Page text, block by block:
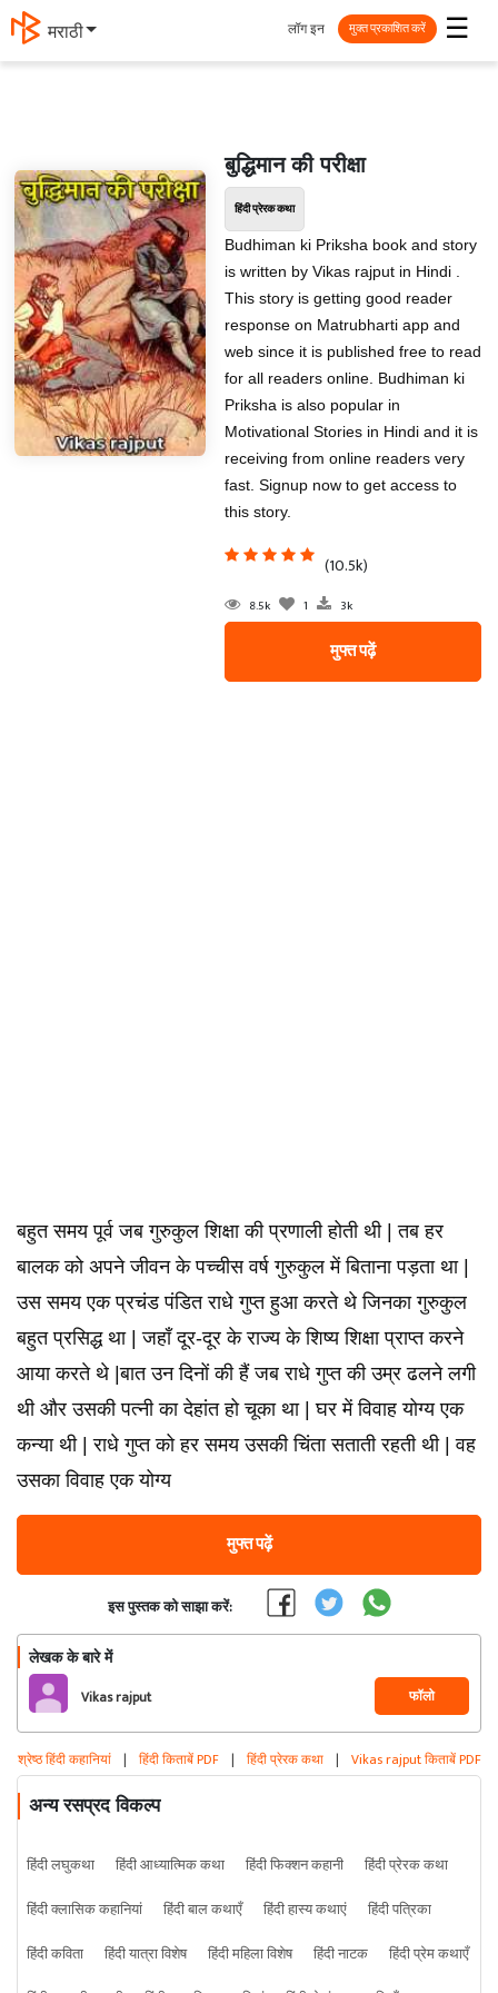
मराठी ☰
लॉग इन मुक्त प्रकाशित करें
बुद्धिमान की परीक्षा
हिंदी प्रेरक कथा
Budhiman ki Priksha book and story
is written by Vikas rajput in Hindi .
This story is getting good reader
response on Matrubharti app and
web since it is published free to read
for all readers online. Budhiman ki
Priksha is also popular in
Motivational Stories in Hindi and it is
receiving from online readers very
fast. Signup now to get access to
this story.
(10.5k)
8.5k 1 3k
मुफ्त पढ़ें
बहुत समय पूर्व जब गुरुकुल शिक्षा की प्रणाली होती थी | तब हर
बालक को अपने जीवन के पच्चीस वर्ष गुरुकुल में बिताना पड़ता था |
उस समय एक प्रचंड पंडित राधे गुप्त हुआ करते थे जिनका गुरुकुल
बहुत प्रसिद्ध था | जहाँ दूर-दूर के राज्य के शिष्य शिक्षा प्राप्त करने
आया करते थे |बात उन दिनों की हैं जब राधे गुप्त की उम्र ढलने लगी
थी और उसकी पत्नी का देहांत हो चूका था | घर में विवाह योग्य एक
कन्या थी | राधे गुप्त को हर समय उसकी चिंता सताती रहती थी | वह
उसका विवाह एक योग्य
मुफ्त पढ़ें
इस पुस्तक को साझा करें:
लेखक के बारे में
Vikas rajput फॉलो
श्रेष्ठ हिंदी कहानियां | हिंदी किताबें PDF | हिंदी प्रेरक कथा | Vikas rajput किताबें PDF
अन्य रसप्रद विकल्प
हिंदी लघुकथा हिंदी आध्यात्मिक कथा हिंदी फिक्शन कहानी
हिंदी प्रेरक कथा
हिंदी क्लासिक कहानियां
हिंदी बाल कथाएँ हिंदी हास्य कथाएं
हिंदी पत्रिका
हिंदी कविता
हिंदी यात्रा विशेष हिंदी महिला विशेष हिंदी नाटक
हिंदी प्रेम कथाएँ